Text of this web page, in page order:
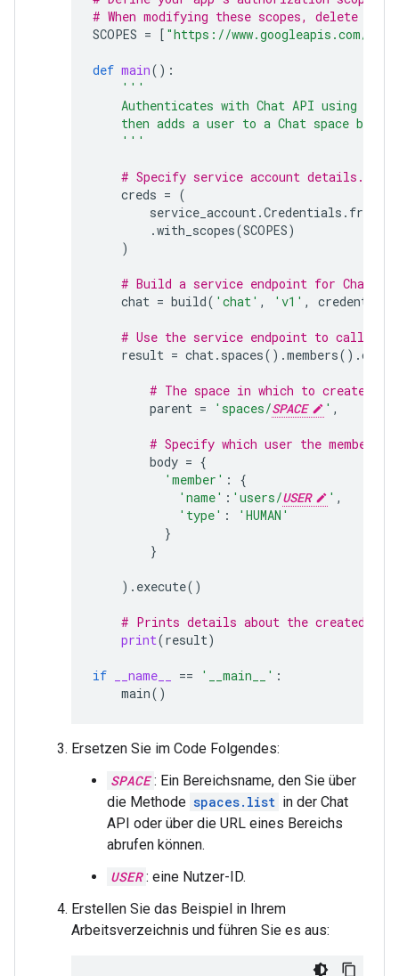
# When modifying these scopes, delete
SCOPES = [ "https://www.googleapis.com/
def main():
'''
Authenticates with Chat API using app
then adds a user to a Chat space by
    '''
# Specify service account details.
creds = (
service_account.Credentials .
.with_scopes(SCOPES)
)
# Build a service endpoint for Chat
chat = build( 'chat' , 'v1' , credentials
# Use the service endpoint to call
result = chat. spaces() .members() .
# The space in which to create a
parent = 'spaces/SPACE ' ,
# Specify which user the
body = {
'member' :
{
'name' : 'users/USER ' ,
'type' :
'HUMAN'
}
}
) . execute()
# Prints details about the created
print(result)
if __name__ == '__main__' :
main()
Ersetzen Sie im Code Folgendes:
SPACE : Ein Bereichsname, den Sie über
die Methode spaces.list in der Chat
API oder über die URL eines Bereichs
abrufen können.
USER : eine Nutzer-ID.
Erstellen Sie das Beispiel in Ihrem
Arbeitsverzeichnis und führen Sie es aus: